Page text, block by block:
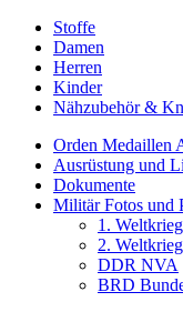
Stoffe
Damen
Herren
Kinder
Nähzubehör &
Orden Medaillen
Ausrüstung und
Dokumente
Militär Fotos und
1. Weltkrieg
2. Weltkrieg
DDR NVA
BRD